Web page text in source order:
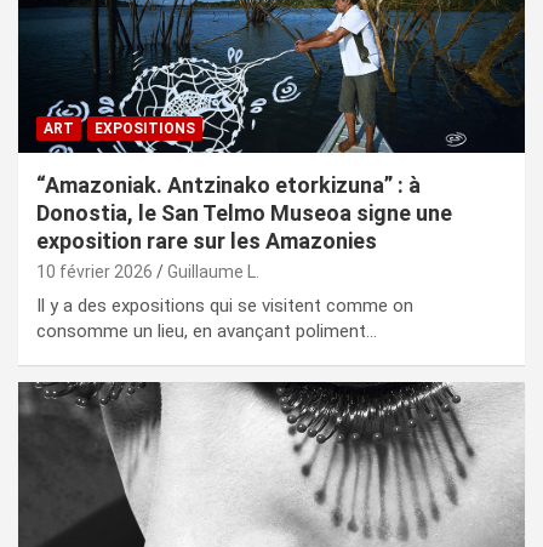
ART EXPOSITIONS
“Amazoniak. Antzinako etorkizuna” : à
Donostia, le San Telmo Museoa signe une
exposition rare sur les Amazonies
10 février 2026 Guillaume L.
Il y a des expositions qui se visitent comme on
consomme un lieu, en avançant poliment…